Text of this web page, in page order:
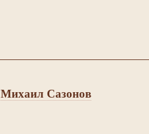
Михаил Сазонов